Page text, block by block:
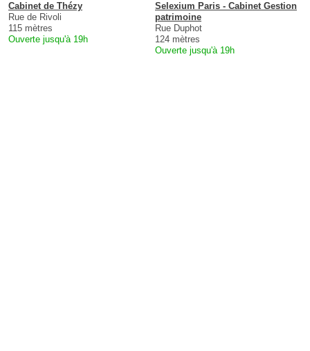
Cabinet de Thézy
Rue de Rivoli
115 mètres
Ouverte jusqu'à 19h
Selexium Paris - Cabinet Gestion
patrimoine
Rue Duphot
124 mètres
Ouverte jusqu'à 19h